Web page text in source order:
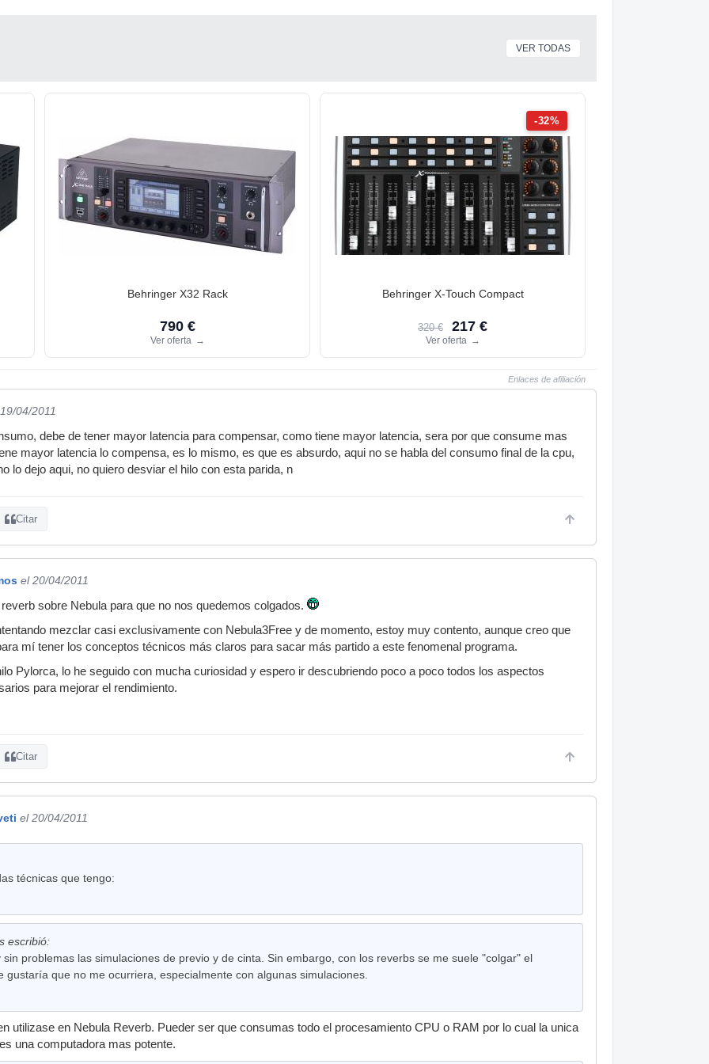
VER TODAS
Behringer X32 Rack
790 €
Ver oferta →
-32%
Behringer X-Touch Compact
320 € 217 €
Ver oferta →
Enlaces de afiliación
04/2011
debe de tener mayor latencia para compensar, como tiene mayor latencia, sera por que consume mas
mayor latencia lo compensa, es lo mismo, es que es absurdo, aqui no se habla del consumo final de la cpu,
lo dejo aqui, no quiero desviar el hilo con esta parida, n
Citar
el 20/04/2011
sobre Nebula para que no nos quedemos colgados.
mezclar casi exclusivamente con Nebula3Free y de momento, estoy muy contento, aunque creo que
mí tener los conceptos técnicos más claros para sacar más partido a este fenomenal programa.
Pylorca, lo he seguido con mucha curiosidad y espero ir descubriendo poco a poco todos los aspectos
para mejorar el rendimiento.
Citar
el 20/04/2011
técnicas que tengo:
escribió:
sin problemas las simulaciones de previo y de cinta. Sin embargo, con los reverbs se me suele "colgar" el
gustaría que no me ocurriera, especialmente con algunas simulaciones.
utilizase en Nebula Reverb. Pueder ser que consumas todo el procesamiento CPU o RAM por lo cual la unica
una computadora mas potente.